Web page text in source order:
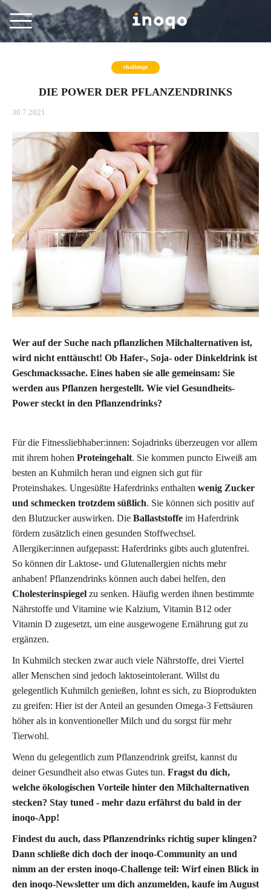
challenge
DIE POWER DER PFLANZENDRINKS
30.7.2021
Wer auf der Suche nach pflanzlichen Milchalternativen ist,
wird nicht enttäuscht! Ob Hafer-, Soja- oder Dinkeldrink ist
Geschmackssache. Eines haben sie alle gemeinsam: Sie
werden aus Pflanzen hergestellt. Wie viel Gesundheits-
Power steckt in den Pflanzendrinks?
Für die Fitnessliebhaber:innen: Sojadrinks überzeugen vor allem
mit ihrem hohen Proteingehalt. Sie kommen puncto Eiweiß am
besten an Kuhmilch heran und eignen sich gut für
Proteinshakes. Ungesüßte Haferdrinks enthalten wenig Zucker
und schmecken trotzdem süßlich. Sie können sich positiv auf
den Blutzucker auswirken. Die Ballaststoffe im Haferdrink
fördern zusätzlich einen gesunden Stoffwechsel.
Allergiker:innen aufgepasst: Haferdrinks gibts auch glutenfrei.
So können dir Laktose- und Glutenallergien nichts mehr
anhaben! Pflanzendrinks können auch dabei helfen, den
Cholesterinspiegel zu senken. Häufig werden ihnen bestimmte
Nährstoffe und Vitamine wie Kalzium, Vitamin B12 oder
Vitamin D zugesetzt, um eine ausgewogene Ernährung gut zu
ergänzen.
In Kuhmilch stecken zwar auch viele Nährstoffe, drei Viertel
aller Menschen sind jedoch laktoseintolerant. Willst du
gelegentlich Kuhmilch genießen, lohnt es sich, zu Bioprodukten
zu greifen: Hier ist der Anteil an gesunden Omega-3 Fettsäuren
höher als in konventioneller Milch und du sorgst für mehr
Tierwohl.
Wenn du gelegentlich zum Pflanzendrink greifst, kannst du
deiner Gesundheit also etwas Gutes tun. Fragst du dich,
welche ökologischen Vorteile hinter den Milchalternativen
stecken? Stay tuned - mehr dazu erfährst du bald in der
inoqo-App!
Findest du auch, dass Pflanzendrinks richtig super klingen?
Dann schließe dich doch der inoqo-Community an und
nimm an der ersten inoqo-Challenge teil: Wirf einen Blick in
den inoqo-Newsletter um dich anzumelden, kaufe im August